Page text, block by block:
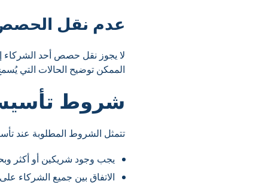
عدم نقل
لا يجوز نقل حصص أحد
الممكن توضيح الحالات التي
شروط
تتمثل الشروط المطلوبة عند
يجب وجود شريكين أو أكثر وبحد
الاتفاق بين جميع الشركاء